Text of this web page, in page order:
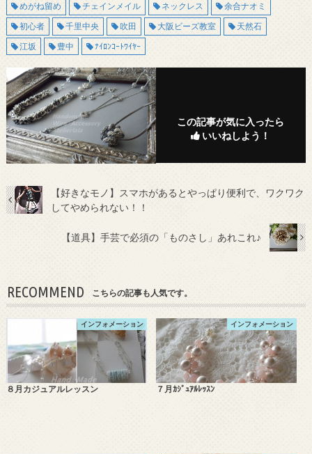
めがね留め
チェインメイル ネックレス
余合ナオミ
初心者
千里中央 吹田 大阪ビーズ教室
天然石
江坂
豊中 ﾅｲﾛﾝｺｰﾄﾜｲﾔｰ
この記事が気に入ったら
いいねしよう！
【好きなモノ】スマホがあるとやっぱり便利で、ワクワク
してやめられない！！
【道具】手芸で必須の「ものさし」あれこれ♪
RECOMMEND こちらの記事も人気です。
インフォメーション
８月カジュアルレッスン
インフォメーション
７月ｶｼﾞｭｱﾙﾚｯｽﾝ